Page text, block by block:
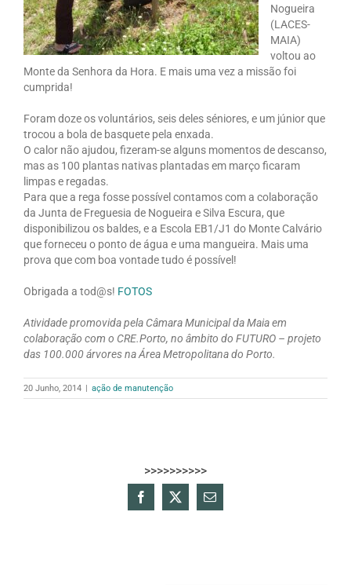
Nogueira
(LACES-
MAIA)
voltou ao
Monte da Senhora da Hora. E mais uma vez a missão foi
cumprida!
Foram doze os voluntários, seis deles séniores, e um júnior que
trocou a bola de basquete pela enxada.
O calor não ajudou, fizeram-se alguns momentos de descanso,
mas as 100 plantas nativas plantadas em março ficaram
limpas e regadas.
Para que a rega fosse possível contamos com a colaboração
da Junta de Freguesia de Nogueira e Silva Escura, que
disponibilizou os baldes, e a Escola EB1/J1 do Monte Calvário
que forneceu o ponto de água e uma mangueira. Mais uma
prova que com boa vontade tudo é possível!
Obrigada a tod@s! FOTOS
Atividade promovida pela Câmara Municipal da Maia em
colaboração com o CRE.Porto, no âmbito do FUTURO – projeto
das 100.000 árvores na Área Metropolitana do Porto.
20 Junho, 2014 | ação de manutenção
>>>>>>>>>>
Facebook
X
Email
(necessário